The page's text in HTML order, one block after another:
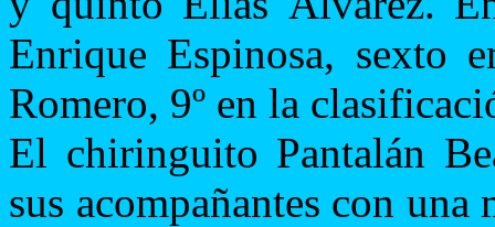
Enrique Espinosa, sexto
Romero, 9º en la
El chiringuito Pantalán
sus acompañantes con